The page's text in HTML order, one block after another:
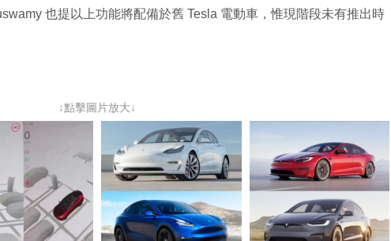
也提以上功能將配備於舊 Tesla 電動車，惟現階段未有推出時
↓點擊圖片放大↓